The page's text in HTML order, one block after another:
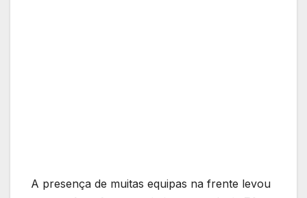
A presença de muitas equipas na frente levou